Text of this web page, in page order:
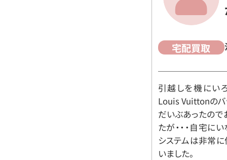
宅配買取
引越しを機にい
Louis Vuittonのバ
だいぶあったので
たが・・・自宅に
システムは非常に
いました。